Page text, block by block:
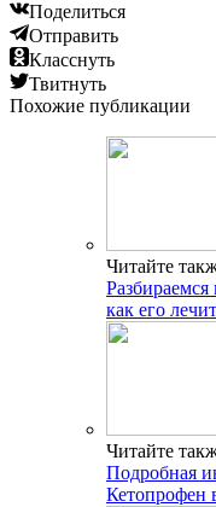
Поделиться
Отправить
Класснуть
Твитнуть
Похожие публикации
Читайте
Разбираемся
как его
Читайте
Подробная
Кетопрофен